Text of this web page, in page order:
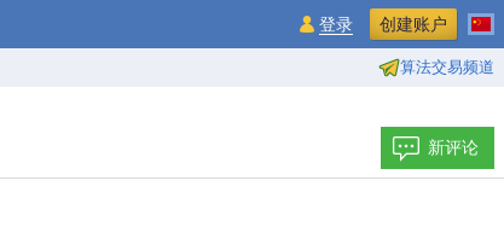
算法交易频道
登录 创建账户
新评论